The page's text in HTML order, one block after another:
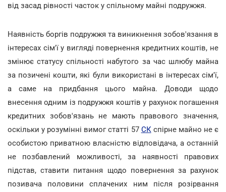
від засад рівності часток у спільному майні подружжя.
Наявність боргів подружжя та виникнення зобов'язання в
інтересах сім'ї у вигляді повернення кредитних коштів, не
змінює статусу спільності набутого за час шлюбу майна
за позичені кошти, які були використані в інтересах сім'ї,
а саме на придбання цього майна. Доводи щодо
внесення одним із подружжя коштів у рахунок погашення
кредитних зобов'язань не мають правового значення,
оскільки у розумінні вимог статті 57 СКспірне майно не є
особистою приватною власністю відповідача, а останній
не позбавлений можливості, за наявності правових
підстав, ставити питання щодо повернення за рахунок
позивача половини сплачених ним після розірвання